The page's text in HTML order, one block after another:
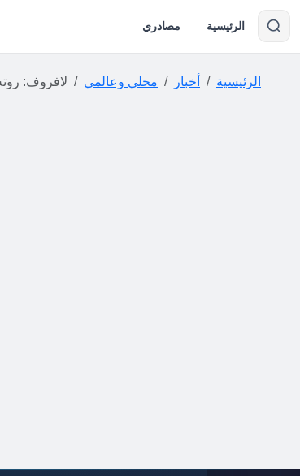
الرئيسية مصادري
الرئيسية أخبار محلي وعالمي لافروف: روته "لا